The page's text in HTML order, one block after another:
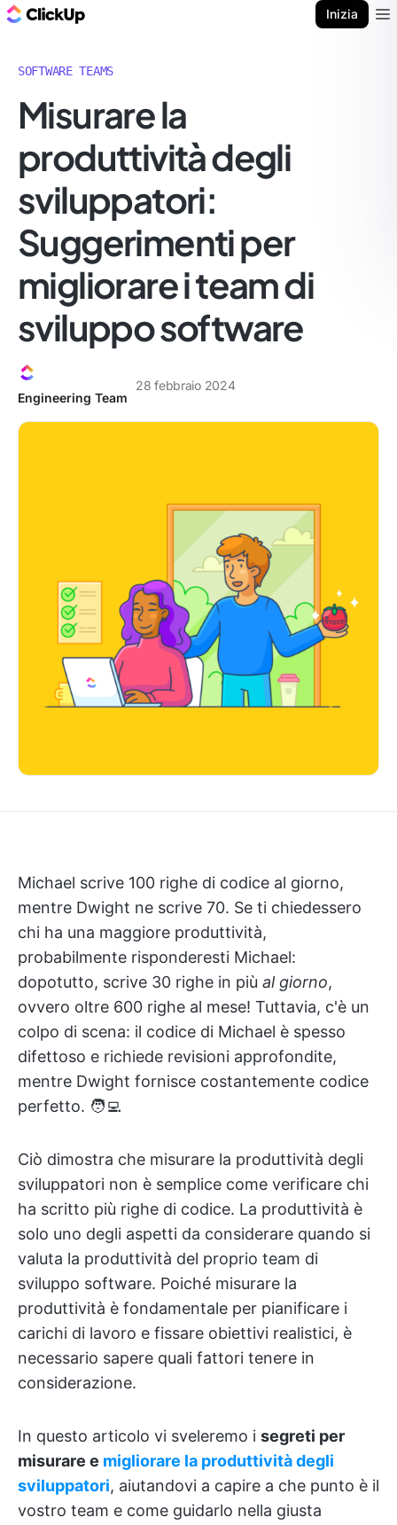
Inizia
SOFTWARE TEAMS
Misurare la
produttività degli
sviluppatori:
Suggerimenti per
migliorare i team di
sviluppo software
Engineering Team
28 febbraio 2024
Michael scrive 100 righe di codice al giorno,
mentre Dwight ne scrive 70. Se ti chiedessero
chi ha una maggiore produttività,
probabilmente risponderesti Michael:
dopotutto, scrive 30 righe in più al giorno,
ovvero oltre 600 righe al mese! Tuttavia, c'è un
colpo di scena: il codice di Michael è spesso
difettoso e richiede revisioni approfondite,
mentre Dwight fornisce costantemente codice
perfetto. 🧑‍💻
Ciò dimostra che misurare la produttività degli
sviluppatori non è semplice come verificare chi
ha scritto più righe di codice. La produttività è
solo uno degli aspetti da considerare quando si
valuta la produttività del proprio team di
sviluppo software. Poiché misurare la
produttività è fondamentale per pianificare i
carichi di lavoro e fissare obiettivi realistici, è
necessario sapere quali fattori tenere in
considerazione.
In questo articolo vi sveleremo i segreti per
misurare e migliorare la produttività degli
sviluppatori, aiutandovi a capire a che punto è il
vostro team e come guidarlo nella giusta